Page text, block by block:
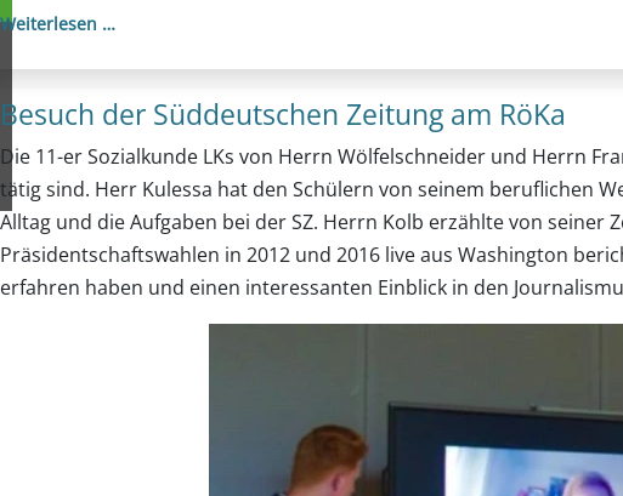
Weiterlesen …
Besuch der Süddeutschen Zeitung am RöKa
Die 11-er Sozialkunde LKs von Herrn Wölfelschneider und Herrn
tätig sind. Herr Kulessa hat den Schülern von seinem beruflichen
Alltag und die Aufgaben bei der SZ. Herrn Kolb erzählte von
Präsidentschaftswahlen in 2012 und 2016 live aus Washington
erfahren haben und einen interessanten Einblick in den